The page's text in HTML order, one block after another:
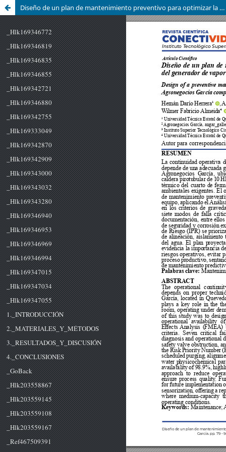
Diseño de un plan de mantenimiento preventivo para optimizar la disponibilidad del generador de vapor de la empresa Agronegocios García